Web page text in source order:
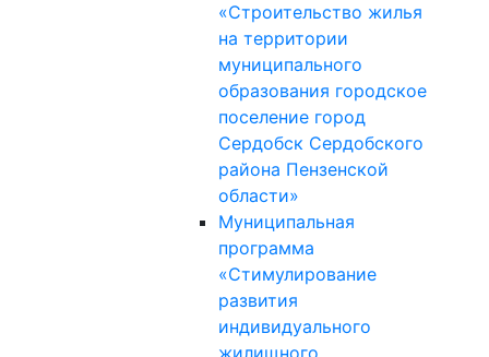
«Строительство жилья
на территории
муниципального
образования городское
поселение город
Сердобск Сердобского
района Пензенской
области»
Муниципальная
программа
«Стимулирование
развития
индивидуального
жилищного